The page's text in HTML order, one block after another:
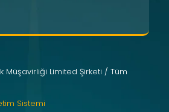
Müşavirliği Limited Şirketi / Tüm
Sistemi